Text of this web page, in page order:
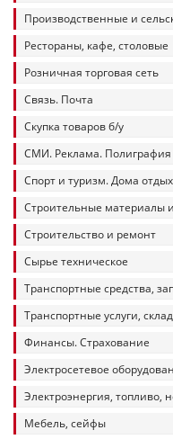
Производственные и
Рестораны, кафе, столовые
Розничная торговая сеть
Связь. Почта
Скупка товаров б/у
СМИ. Реклама. Полиграфия
Спорт и туризм. Дома
Строительные материалы
Строительство и ремонт
Сырье техническое
Транспортные средства,
Транспортные услуги,
Финансы. Страхование
Электросетевое
Электроэнергия, топливо,
Мебель, сейфы